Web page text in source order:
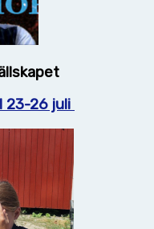
23-26 juli